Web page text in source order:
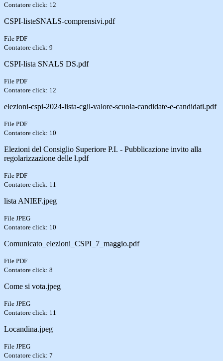
Contatore click: 12
CSPI-listeSNALS-comprensivi.pdf
File PDF
Contatore click: 9
CSPI-lista SNALS DS.pdf
File PDF
Contatore click: 12
elezioni-cspi-2024-lista-cgil-valore-scuola-candidate-e-candidati.pdf
File PDF
Contatore click: 10
Elezioni del Consiglio Superiore P.I. - Pubblicazione invito alla
regolarizzazione delle l.pdf
File PDF
Contatore click: 11
lista ANIEF.jpeg
File JPEG
Contatore click: 10
Comunicato_elezioni_CSPI_7_maggio.pdf
File PDF
Contatore click: 8
Come si vota.jpeg
File JPEG
Contatore click: 11
Locandina.jpeg
File JPEG
Contatore click: 7